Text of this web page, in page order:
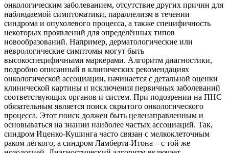
онкологическим заболеванием, отсутствие других причин для
наблюдаемой симптоматики, параллелизм в течении
синдрома и опухолевого процесса, а также специфичность
некоторых проявлений для определённых типов
новообразований. Например, дерматологические или
неврологические симптомы могут быть
высокоспецифичными маркерами. Алгоритм диагностики,
подробно описанный в клинических рекомендациях
онкологической ассоциации, начинается с детальной оценки
клинической картины и исключения первичных заболеваний
соответствующих органов и систем. При подозрении на ПНС
обязательным является поиск скрытого онкологического
процесса. Этот поиск должен быть целенаправленным и
основываться на знании наиболее частых ассоциаций. Так,
синдром Иценко-Кушинга часто связан с мелкоклеточным
раком лёгкого, а синдром Ламберта-Итона – с той же